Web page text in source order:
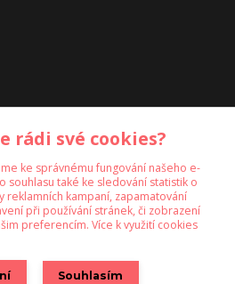
sběr cookies.
rádi své cookies?
ke správnému fungování našeho e-
souhlasu také ke sledování statistik o
reklamních kampaní, zapamatování
při používání stránek, či zobrazení
preferencím. Více k využití cookies
Souhlasím